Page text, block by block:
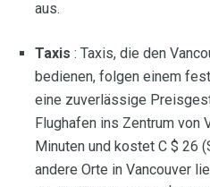
aus.
Taxis : Taxis, die den
bedienen, folgen einem
eine zuverlässige
Flughafen ins Zentrum von
Minuten und kostet C $ 26
andere Orte in Vancouver